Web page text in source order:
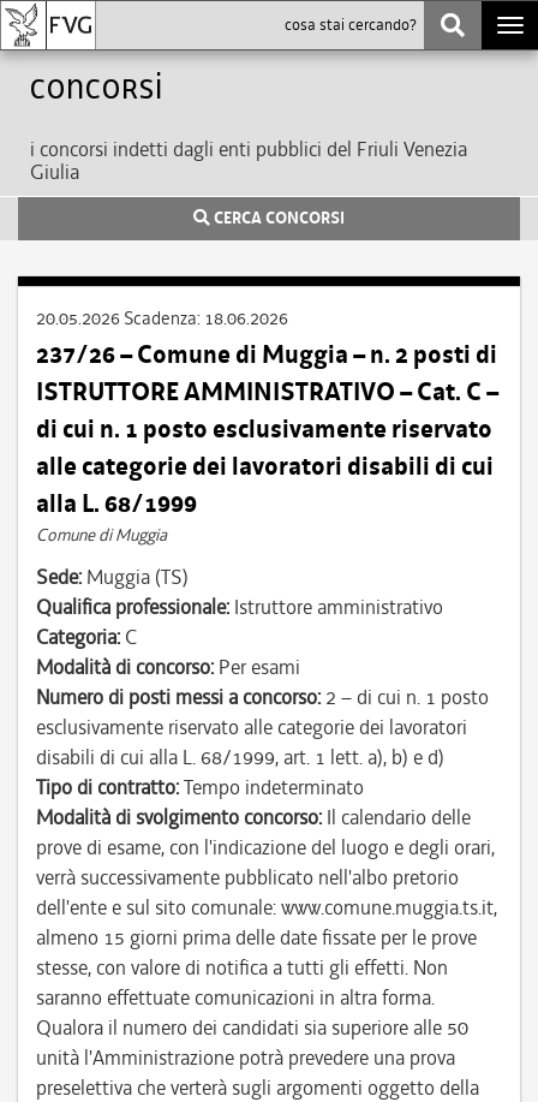
Concorsi
i concorsi indetti dagli enti pubblici del Friuli Venezia
Giulia
CERCA CONCORSI
20.05.2026 Scadenza: 18.06.2026
237/26 – Comune di Muggia – n. 2 posti di
ISTRUTTORE AMMINISTRATIVO – Cat. C –
di cui n. 1 posto esclusivamente riservato
alle categorie dei lavoratori disabili di cui
alla L. 68/1999
Comune di Muggia
Sede: Muggia (TS)
Qualifica professionale: Istruttore amministrativo
Categoria: C
Modalità di concorso: Per esami
Numero di posti messi a concorso: 2 – di cui n. 1 posto
esclusivamente riservato alle categorie dei lavoratori
disabili di cui alla L. 68/1999, art. 1 lett. a), b) e d)
Tipo di contratto:Tempo indeterminato
Modalità di svolgimento concorso: Il calendario delle
prove di esame, con l'indicazione del luogo e degli orari,
verrà successivamente pubblicato nell'albo pretorio
dell'ente e sul sito comunale: www.comune.muggia.ts.it,
almeno 15 giorni prima delle date fissate per le prove
stesse, con valore di notifica a tutti gli effetti. Non
saranno effettuate comunicazioni in altra forma.
Qualora il numero dei candidati sia superiore alle 50
unità l'Amministrazione potrà prevedere una prova
preselettiva che verterà sugli argomenti oggetto della